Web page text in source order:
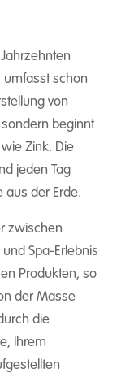
umfasst schon
von
beginnt
Zink. Die
jeden Tag
aus der Erde.
zwischen
Spa-Erlebnis
Produkten, so
der Masse
die
Ihrem